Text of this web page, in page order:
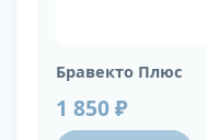
Бравекто Плюс
1 850 ₽